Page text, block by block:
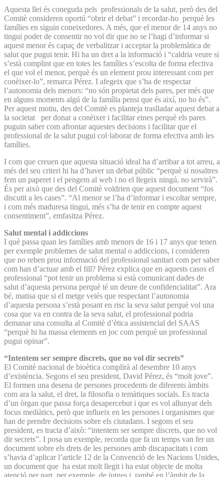
Aquesta llei és coneguda pels professionals de la salut, però des del
Comitè consideren oportú “obrir el debat” i recordar-ho perquè les
famílies en siguin coneixedores. A més, que el menor de 14 anys no
tingui poder de consentir no vol dir que no se l’hagi d’informar si
aquest menor és capaç de verbalitzar i acceptar la problemàtica de
salut que pugui tenir. Hi ha un dret a la informació i “caldria veure si
s’està complint que en totes les famílies s’escolta de forma efectiva
el que vol el menor, perquè és un element prou interessant com per
conèixer-lo”, remarca Pérez. I afegeix que s’ha de respectar
l’autonomia dels menors: “no són propietat dels pares, per més que
en alguns moments algú de la família pensi que és així, no ho és”.
Per aquest motiu, des del Comitè es planteja traslladar aquest debat a
la societat per donar a conèixer i facilitar eines perquè els pares
puguin saber com afrontar aquestes decisions i facilitar que el
professional de la salut pugui col·laborar de forma efectiva amb les
famílies.
I com que creuen que aquesta situació ideal ha d’arribar a tot arreu, a
més del seu criteri hi ha d’haver un debat públic “perquè si nosaltres
fem un paperet i el pengem al web i no el llegeix ningú, no servirà”.
És per això que des del Comitè voldrien que aquest document “fos
discutit a les cases”. “Al menor se l’ha d’informar i escoltar sempre,
i com més maduresa tingui, més s’ha de tenir en compte aquest
consentiment”, emfasitza Pérez.
Salut mental i addiccions
I què passa quan les famílies amb menors de 16 i 17 anys que tenen
per exemple problemes de salut mental o addiccions, i consideren
que no reben prou informació del professional sanitari com per saber
com han d’actuar amb el fill? Pérez explica que en aquests casos el
professional “pot tenir un problema si està comunicant dades de
salut d’aquesta persona perquè té un deure de confidencialitat”. Ara
bé, matisa que si el metge veiés que respectant l’autonomia
d’aquesta persona s’està posant en risc la seva salut perquè vol una
cosa que va en contra de la seva salut, el professional podria
demanar una consulta al Comitè d’ètica assistencial del SAAS
“perquè hi ha massa elements en joc com perquè un professional
pugui opinar”.
“Intentem ser sempre discrets, que no vol dir secrets”
El Comitè nacional de bioètica complirà al desembre 10 anys
d’existència. Segons el seu president, David Pérez, és “molt jove”.
El formen una desena de persones procedents de diferents àmbits
com ara la salut, el dret, la filosofia o temàtiques socials. Es tracta
d’un òrgan que passa força desapercebut i que es vol allunyar dels
focus mediàtics, però que influeix en les persones i organismes que
han de prendre decisions sobre els ciutadans. I segons el seu
president, es tracta d’això: “intentem ser sempre discrets, que no vol
dir secrets”. I posa un exemple, recorda que fa un temps van fer un
document sobre els drets de les persones amb discapacitats i com
s’havia d’aplicar l’article 12 de la Convenció de les Nacions Unides,
un document que ha estat molt llegit i ha estat objecte de molta
atenció per part, per exemple, de jutges i també en l’àmbit de la